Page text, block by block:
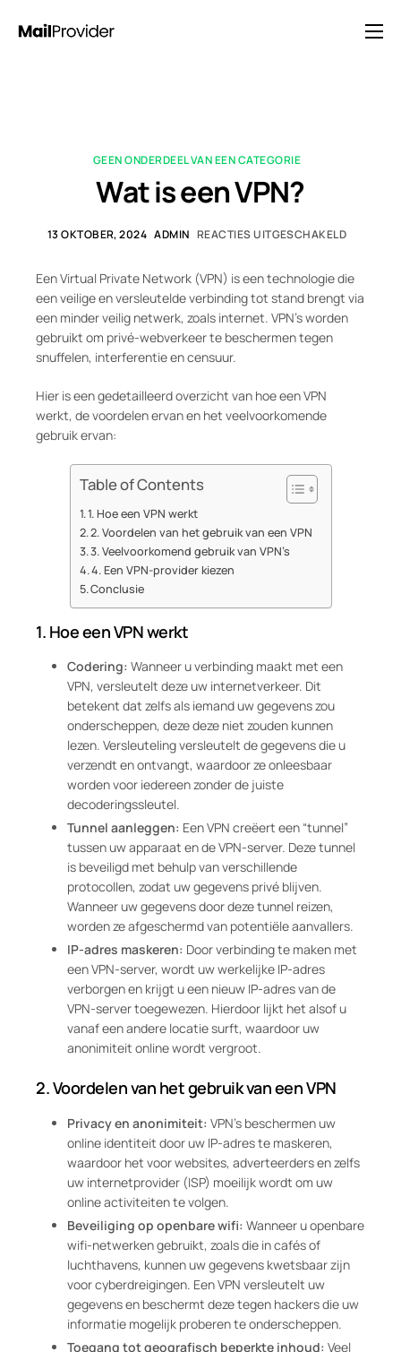
GEEN ONDERDEEL VAN EEN CATEGORIE
Wat is een VPN?
13 OKTOBER, 2024 ADMIN REACTIES UITGESCHAKELD
Een Virtual Private Network (VPN) is een technologie die
een veilige en versleutelde verbinding tot stand brengt via
een minder veilig netwerk, zoals internet. VPN’s worden
gebruikt om privé-webverkeer te beschermen tegen
snuffelen, interferentie en censuur.
Hier is een gedetailleerd overzicht van hoe een VPN
werkt, de voordelen ervan en het veelvoorkomende
gebruik ervan:
Table of Contents
1. Hoe een VPN werkt
2. Voordelen van het gebruik van een VPN
3. Veelvoorkomend gebruik van VPN’s
4. Een VPN-provider kiezen
Conclusie
1. Hoe een VPN werkt
Codering: Wanneer u verbinding maakt met een
VPN, versleutelt deze uw internetverkeer. Dit
betekent dat zelfs als iemand uw gegevens zou
onderscheppen, deze deze niet zouden kunnen
lezen. Versleuteling versleutelt de gegevens die u
verzendt en ontvangt, waardoor ze onleesbaar
worden voor iedereen zonder de juiste
decoderingssleutel.
Tunnel aanleggen: Een VPN creëert een “tunnel”
tussen uw apparaat en de VPN-server. Deze tunnel
is beveiligd met behulp van verschillende
protocollen, zodat uw gegevens privé blijven.
Wanneer uw gegevens door deze tunnel reizen,
worden ze afgeschermd van potentiële aanvallers.
IP-adres maskeren: Door verbinding te maken met
een VPN-server, wordt uw werkelijke IP-adres
verborgen en krijgt u een nieuw IP-adres van de
VPN-server toegewezen. Hierdoor lijkt het alsof u
vanaf een andere locatie surft, waardoor uw
anonimiteit online wordt vergroot.
2.Voordelen van het gebruik van een VPN
Privacy en anonimiteit: VPN’s beschermen uw
online identiteit door uw IP-adres te maskeren,
waardoor het voor websites, adverteerders en zelfs
uw internetprovider (ISP) moeilijk wordt om uw
online activiteiten te volgen.
Beveiliging op openbare wifi: Wanneer u openbare
wifi-netwerken gebruikt, zoals die in cafés of
luchthavens, kunnen uw gegevens kwetsbaar zijn
voor cyberdreigingen. Een VPN versleutelt uw
gegevens en beschermt deze tegen hackers die uw
informatie mogelijk proberen te onderscheppen.
Toegang tot geografisch beperkte inhoud: Veel